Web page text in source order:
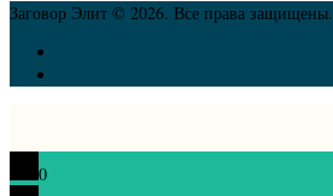
Заговор Элит © 2026. Все права защищены.
0